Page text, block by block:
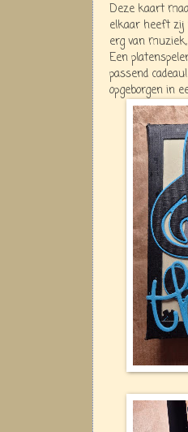
Deze kaart
elkaar heeft zij
erg van
Een
passend
opgeborgen in